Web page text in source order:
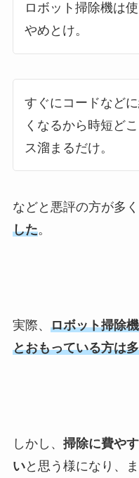
ロボット掃除機は
やめとけ。
すぐにコードなど
くなるから時短ど
ス溜まるだけ。
などと悪評の方が多く
した。
実際、 ロボット掃除
とおもっている方は
しかし、 掃除に費や
いと思う様になり、